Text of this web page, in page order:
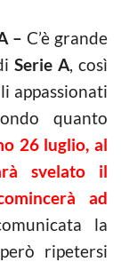
– C’è grande
Serie A, così
appassionati
quanto
26 luglio, al
svelato il
ad
la
ripetersi